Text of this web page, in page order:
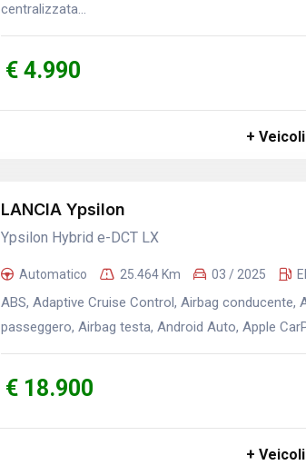
centralizzata...
€ 4.990
+
LANCIA Ypsilon
Ypsilon Hybrid e-DCT LX
Automatico 25.464 Km 03 / 2025
ABS, Adaptive Cruise Control, Airbag conducente,
passeggero, Airbag testa, Android Auto, Apple
€ 18.900
+